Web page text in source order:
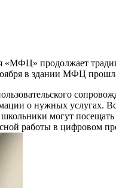
продолжает
в здании МФЦ
о нужных услугах.
могут
работы в цифровом